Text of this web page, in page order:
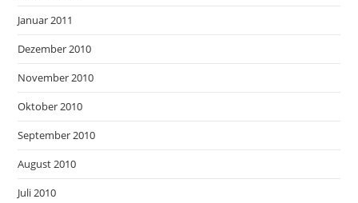
Januar 2011
Dezember 2010
November 2010
Oktober 2010
September 2010
August 2010
Juli 2010